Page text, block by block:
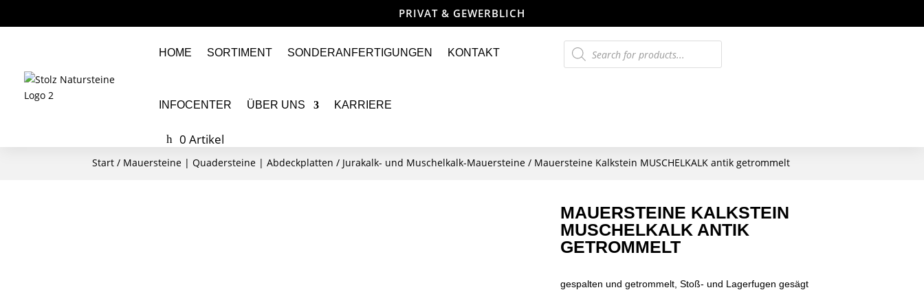
PRIVAT & GEWERBLICH
HOME SORTIMENT SONDERANFERTIGUNGEN KONTAKT
INFOCENTER ÜBER UNS KARRIERE
0 Artikel
Products
search
Start / Mauersteine | Quadersteine | Abdeckplatten / Jurakalk- und Muschelkalk-Mauersteine / Mauersteine Kalkstein MUSCHELKALK antik getrommelt
MAUERSTEINE KALKSTEIN
MUSCHELKALK ANTIK
GETROMMELT
gespalten und getrommelt, Stoß- und Lagerfugen gesägt